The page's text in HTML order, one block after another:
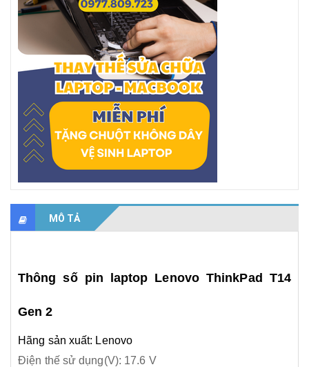
MÔ TẢ
Thông số pin laptop Lenovo ThinkPad T14
Gen 2
Hãng sản xuất: Lenovo
Điện thế sử dụng(V): 17.6 V